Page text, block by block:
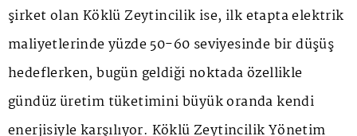
şirket olan Köklü Zeytincilik ise, ilk etapta elektrik
maliyetlerinde yüzde 50-60 seviyesinde bir düşüş
hedeflerken, bugün geldiği noktada özellikle
gündüz üretim tüketimini büyük oranda kendi
enerjisiyle karşılıyor. Köklü Zeytincilik Yönetim